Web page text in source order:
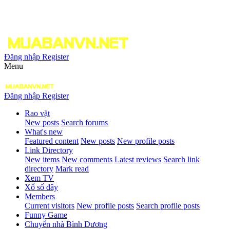
Đăng nhập Register
Menu
Đăng nhập Register
Rao vặt
New posts Search forums
What's new
Featured content New posts New profile posts
Link Directory
New items New comments Latest reviews Search link
directory Mark read
Xem TV
Xổ số đây
Members
Current visitors New profile posts Search profile posts
Funny Game
Chuyển nhà Bình Dương